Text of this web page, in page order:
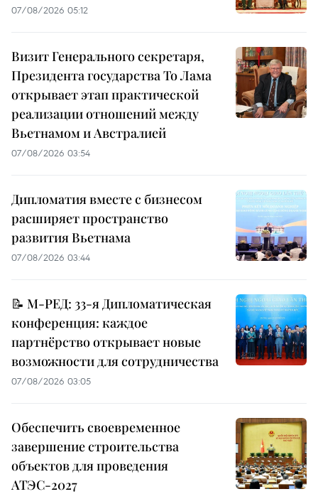
07/08/2026 05:12
Визит Генерального секретаря,
Президента государства То Лама
открывает этап практической
реализации отношений между
Вьетнамом и Австралией
07/08/2026 03:54
Дипломатия вместе с бизнесом
расширяет пространство
развития Вьетнама
07/08/2026 03:44
📝 М-РЕД: 33-я Дипломатическая
конференция: каждое
партнёрство открывает новые
возможности для сотрудничества
07/08/2026 03:05
Обеспечить своевременное
завершение строительства
объектов для проведения
АТЭС-2027